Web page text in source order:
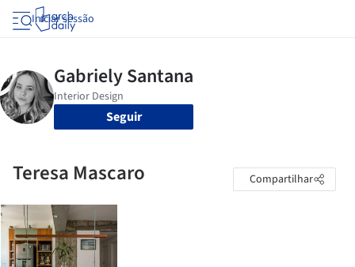
Iniciar sessão
Seguir
Teresa Mascaro Compartilhar